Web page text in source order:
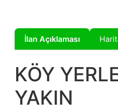
İlan Açıklaması
KÖY
YAKIN